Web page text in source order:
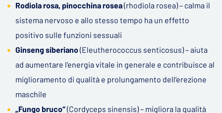
Rodiola rosa, pinocchina rosea(rhodiola rosea) – calma il
sistema nervoso e allo stesso tempo ha un effetto
positivo sulle funzioni sessuali
Ginseng siberiano(Eleutherococcus senticosus) – aiuta
ad aumentare l’energia vitale in generale e contribuisce al
miglioramento di qualità e prolungamento dell’erezione
maschile
„Fungo bruco“(Cordyceps sinensis) – migliora la qualità